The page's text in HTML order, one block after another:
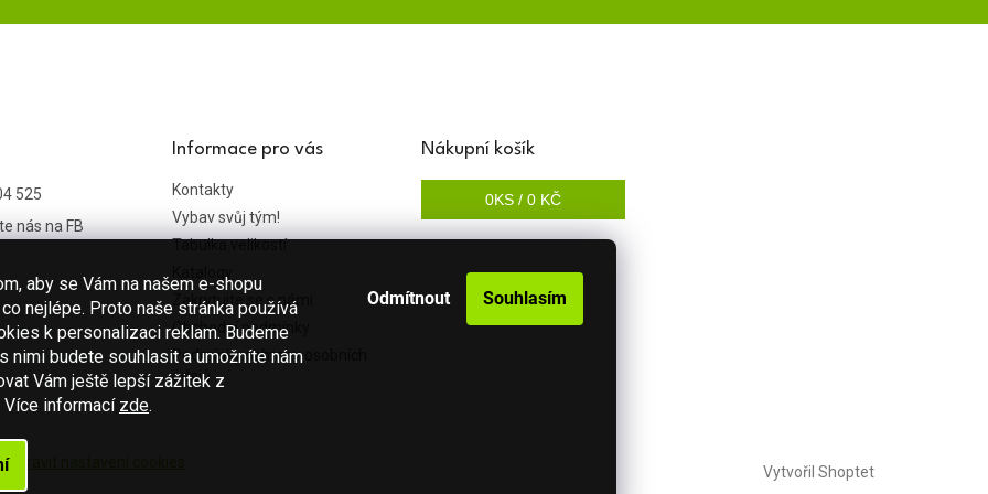
aby se Vám na našem e-shopu
nejlépe. Proto naše stránka používá
k personalizaci reklam. Budeme
nimi budete souhlasit a umožníte nám
Vám ještě lepší zážitek z
Více informací zde.
Odmítnout Souhlasím
525
nás na FB
Informace pro vás
Kontakty
Vybav svůj tým!
Tabulka velikostí
Katalogy
Zakrytujte se s námi
Obchodní podmínky
Podmínky ochrany osobních
údajů
Nákupní košík
0KS / 0 KČ
Vytvořil Shoptet
Upravit nastavení cookies